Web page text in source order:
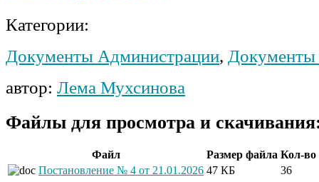
Категории:
Документы Администрации, Документы
автор: Лема Мухсинова
Файлы для просмотра и
Файл Размер файла Кол-во
Постановление № 4 от 21.01.2026 47 КБ 36